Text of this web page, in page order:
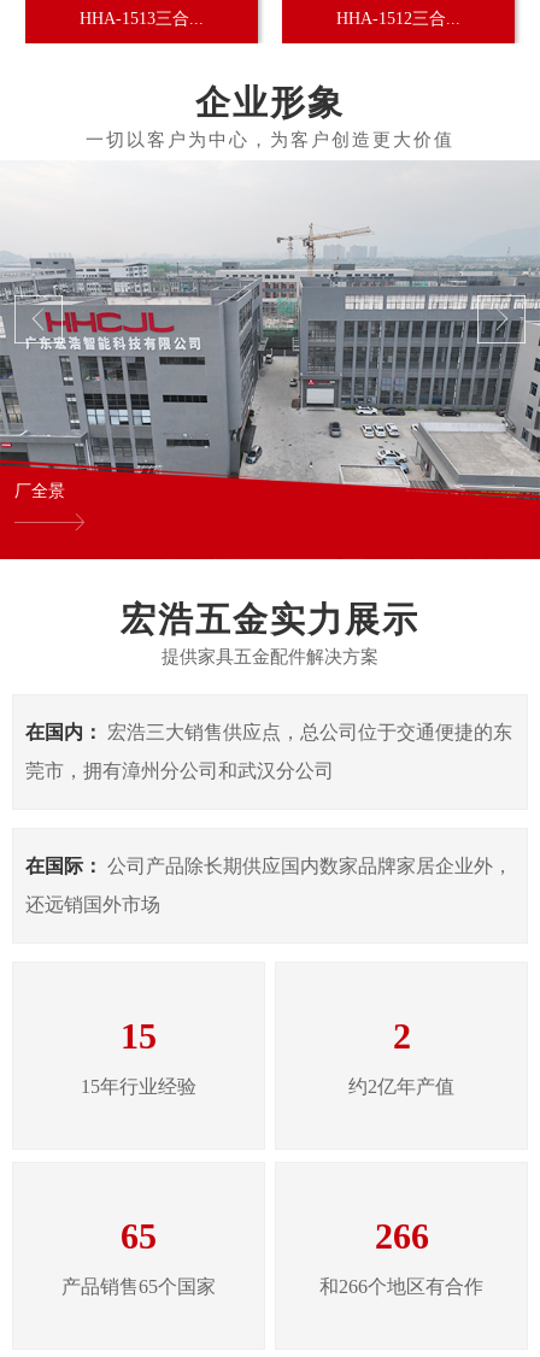
HHA-1513三合... HHA-1512三合...
企业形象
厂全景
宏浩五金实力展示
提供家具五金配件解决方案
在国内：
宏浩三大销售供应点，总公司位于交通便捷的东
莞市，拥有漳州分公司和武汉分公司
在国际： 公司产品除长期供应国内数家品牌家居企业外，
还远销国外市场
15
15年行业经验
2
约2亿年产值
65
产品销售65个国家
266
和266个地区有合作